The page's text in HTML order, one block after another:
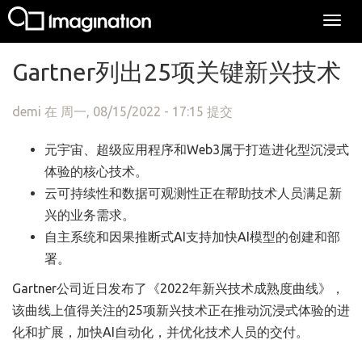
Gartner列出25项关键新兴技术
demi 在 周一, 08/15/2022 - 17:15 提交
元宇宙、超级应用程序和Web3属于打造进化型沉浸式
体验的核心技术。
云可持续性和数据可观测性正在帮助技术人员满足新
兴的业务需求。
自主系统和因果推断式AI支持加快AI模型的创建和部
署。
Gartner公司近日发布了《2022年新兴技术成熟度曲线》，
该曲线上值得关注的25项新兴技术正在推动沉浸式体验的进
化和扩展，加快AI自动化，并优化技术人员的交付。